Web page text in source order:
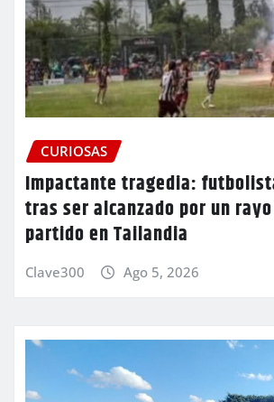
CURIOSAS
Impactante tragedia:
tras ser alcanzado por un
partido en Tailandia
Clave300 Ago 5, 2026